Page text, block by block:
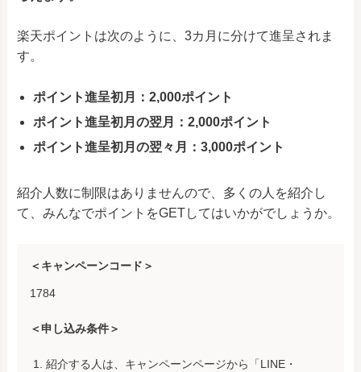
楽天ポイントは次のように、3カ月に分けて進呈されま
す。
ポイント進呈初月：2,000ポイント
ポイント進呈初月の翌月：2,000ポイント
ポイント進呈初月の翌々月：3,000ポイント
紹介人数に制限はありませんので、多くの人を紹介し
て、みんなでポイントをGETしてはいかがでしょうか。
＜キャンペーンコード＞
1784
＜申し込み条件＞
紹介する人は、キャンペーンページから「LINE・